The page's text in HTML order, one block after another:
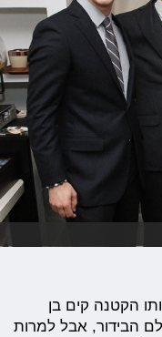
הקטנה קים בן
הבידור, אבל למרות